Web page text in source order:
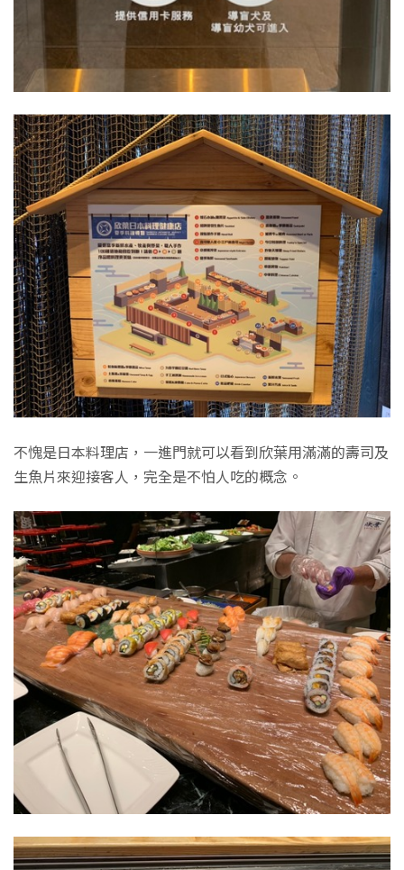
不愧是日本料理店，一進門就可以看到欣葉用滿滿的壽司及
生魚片來迎接客人，完全是不怕人吃的概念。